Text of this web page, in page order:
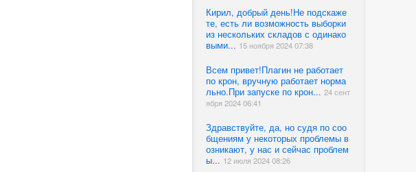
Кирил, добрый день!Не подскаже
те, есть ли возможность выборки
из нескольких складов с одинако
выми... 15 ноября 2024 07:38
Всем привет!Плагин не работает
по крон, вручную работает норма
льно.При запуске по крон... 24 сент
ября 2024 06:41
Здравствуйте, да, но судя по соо
бщениям у некоторых проблемы в
озникают, у нас и сейчас проблем
ы... 12 июля 2024 08:26